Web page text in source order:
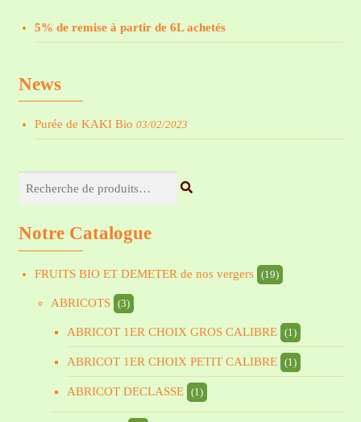
5% de remise à partir de 6L achetés
News
Purée de KAKI Bio 03/02/2023
pour :
Notre Catalogue
FRUITS BIO ET DEMETER de nos vergers (19)
ABRICOTS (3)
ABRICOT 1ER CHOIX GROS CALIBRE (1)
ABRICOT 1ER CHOIX PETIT CALIBRE (1)
ABRICOT DECLASSE (1)